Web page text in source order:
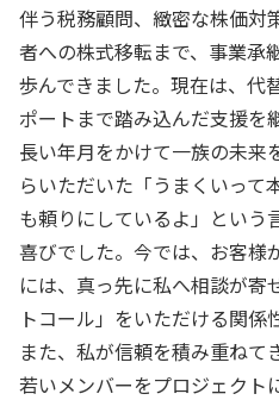
伴う税務顧問、緻密な株価対
者への株式移転まで、事業承
歩んできました。現在は、代
ポートまで踏み込んだ支援を
長い年月をかけて一族の未来
らいただいた「うまくいって
も頼りにしているよ」という
喜びでした。今では、お客様
には、真っ先に私へ相談が寄
トコール」をいただける関係
また、私が信頼を積み重ねて
若いメンバーをプロジェクト